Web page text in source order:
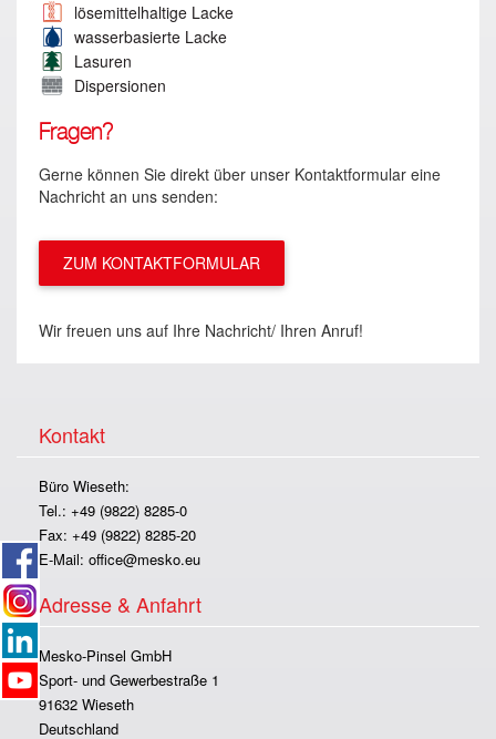
lösemittelhaltige Lacke
wasserbasierte Lacke
Lasuren
Dispersionen
Fragen?
Gerne können Sie direkt über unser Kontaktformular eine
Nachricht an uns senden:
ZUM KONTAKTFORMULAR
Wir freuen uns auf Ihre Nachricht/ Ihren Anruf!
Kontakt
Büro Wieseth:
Tel.: +49 (9822) 8285-0
Fax: +49 (9822) 8285-20
E-Mail: office@mesko.eu
Adresse & Anfahrt
Mesko-Pinsel GmbH
Sport- und Gewerbestraße 1
91632 Wieseth
Deutschland